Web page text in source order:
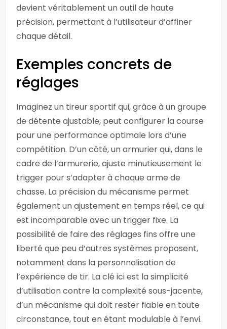
devient véritablement un outil de haute
précision, permettant à l’utilisateur d’affiner
chaque détail.
Exemples concrets de
réglages
Imaginez un tireur sportif qui, grâce à un groupe
de détente ajustable, peut configurer la course
pour une performance optimale lors d’une
compétition. D’un côté, un armurier qui, dans le
cadre de l’armurerie, ajuste minutieusement le
trigger pour s’adapter à chaque arme de
chasse. La précision du mécanisme permet
également un ajustement en temps réel, ce qui
est incomparable avec un trigger fixe. La
possibilité de faire des réglages fins offre une
liberté que peu d’autres systèmes proposent,
notamment dans la personnalisation de
l’expérience de tir. La clé ici est la simplicité
d’utilisation contre la complexité sous-jacente,
d’un mécanisme qui doit rester fiable en toute
circonstance, tout en étant modulable à l’envi.